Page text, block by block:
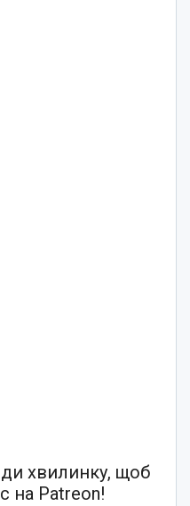
хвилинку, щоб
на Patreon!